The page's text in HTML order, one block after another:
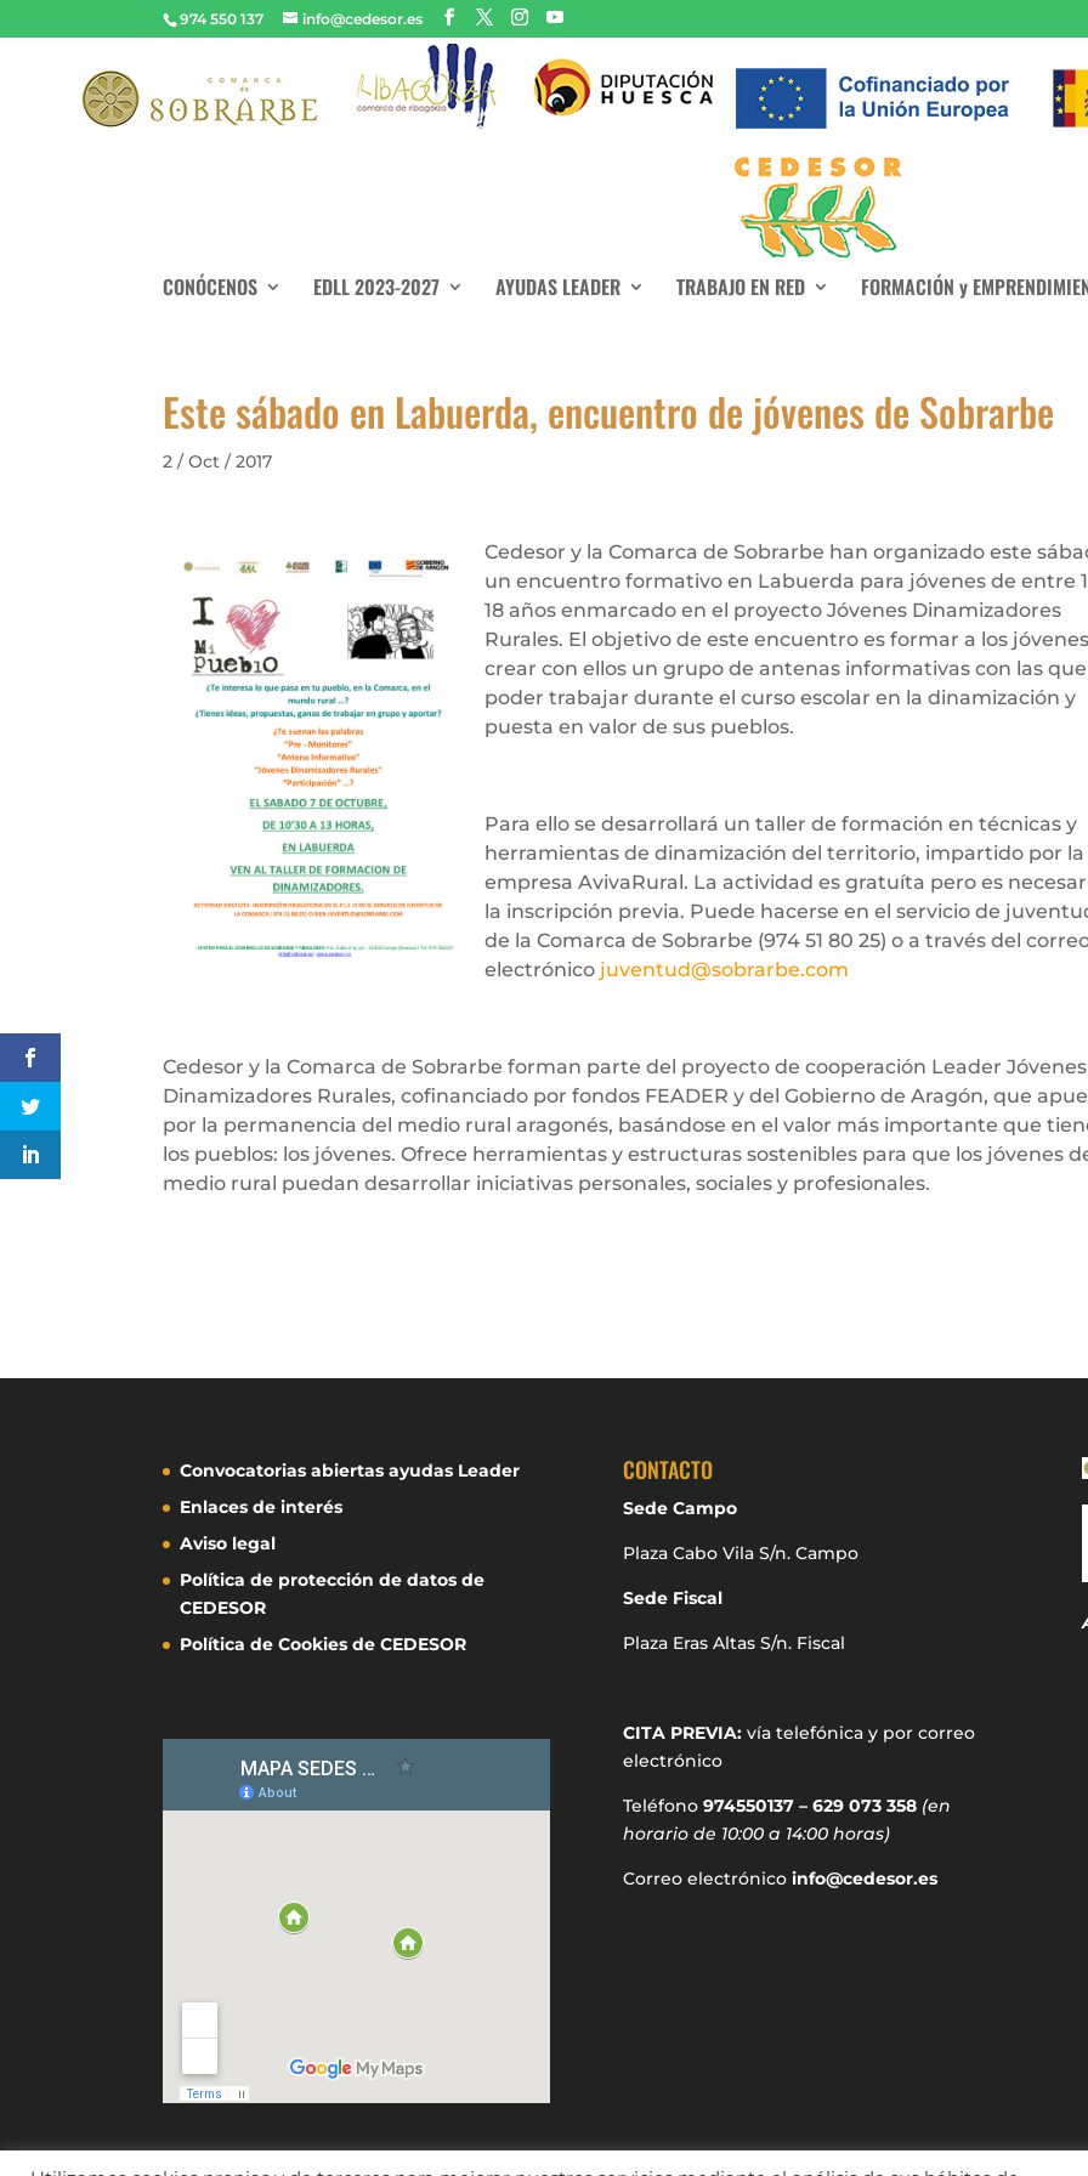
974 550 137 info@cedesor.es
CONÓCENOS EDLL 2023-2027 AYUDAS LEADER TRABAJO EN RED FORMACIÓN y
Este sábado en Labuerda, encuentro de jóvenes de Sobrarbe
2 / Oct / 2017
Cedesor y la Comarca de Sobrarbe han organizado este
un encuentro formativo en Labuerda para jóvenes de entre
18 años enmarcado en el proyecto Jóvenes Dinamizadores
Rurales. El objetivo de este encuentro es formar a los
crear con ellos un grupo de antenas informativas con las que
poder trabajar durante el curso escolar en la dinamización y
puesta en valor de sus pueblos.
Para ello se desarrollará un taller de formación en técnicas y
herramientas de dinamización del territorio, impartido por la
empresa AvivaRural. La actividad es gratuíta pero es
la inscripción previa. Puede hacerse en el servicio de
de la Comarca de Sobrarbe (974 51 80 25) o a través del
electrónico juventud@sobrarbe.com
Cedesor y la Comarca de Sobrarbe forman parte del proyecto de cooperación Leader Jóvenes
Dinamizadores Rurales, cofinanciado por fondos FEADER y del Gobierno de Aragón, que
por la permanencia del medio rural aragonés, basándose en el valor más importante que
los pueblos: los jóvenes. Ofrece herramientas y estructuras sostenibles para que los jóvenes
medio rural puedan desarrollar iniciativas personales, sociales y profesionales.
Convocatorias abiertas ayudas Leader
Enlaces de interés
Aviso legal
Política de protección de datos de
CEDESOR
Política de Cookies de CEDESOR
CONTACTO
Sede Campo
Plaza Cabo Vila S/n. Campo
Sede Fiscal
Plaza Eras Altas S/n. Fiscal
CITA PREVIA:vía telefónica y por correo
electrónico
Teléfono 974550137 – 629 073 358 (en
horario de 10:00 a 14:00 horas)
Correo electrónico info@cedesor.es